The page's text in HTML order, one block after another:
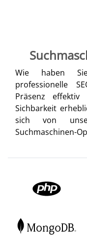
Wie haben
professionelle
Präsenz
Sichbarkeit
sich von
Suchmaschinen-